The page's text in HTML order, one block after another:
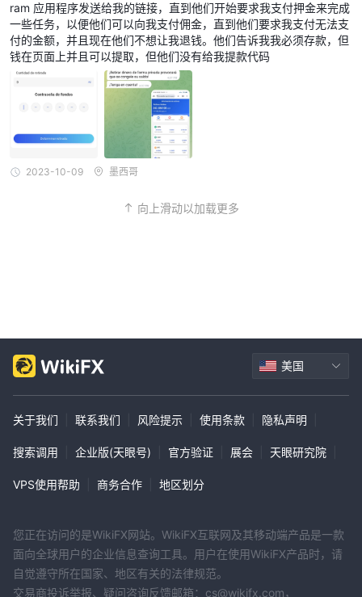
ram 应用程序发送给我的链接，直到他们开始要求我支付押金来完成
一些任务，以便他们可以向我支付佣金，直到他们要求我支付无法支
付的金额，并且现在他们不想让我退钱。他们告诉我我必须存款，但
钱在页面上并且可以提取，但他们没有给我提款代码
2023-10-09 墨西哥
向上滑动以加载更多
美国
关于我们 联系我们 风险提示 使用条款 隐私声明
搜索调用 企业版(天眼号) 官方验证 展会 天眼研究院
VPS使用帮助 商务合作 地区划分
您正在访问的是WikiFX网站。WikiFX互联网及其移动端产品是一款
面向全球用户的企业信息查询工具。用户在使用WikiFX产品时，请
自觉遵守所在国家、地区有关的法律规范。
交易商投诉举报、疑问咨询反馈邮箱：cs@wikifx.com，